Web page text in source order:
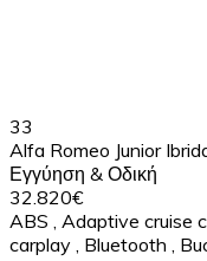
33
Alfa Romeo Junior
Εγγύηση & Οδική
32.820€
ABS
Adaptive cruise
carplay Bluetooth